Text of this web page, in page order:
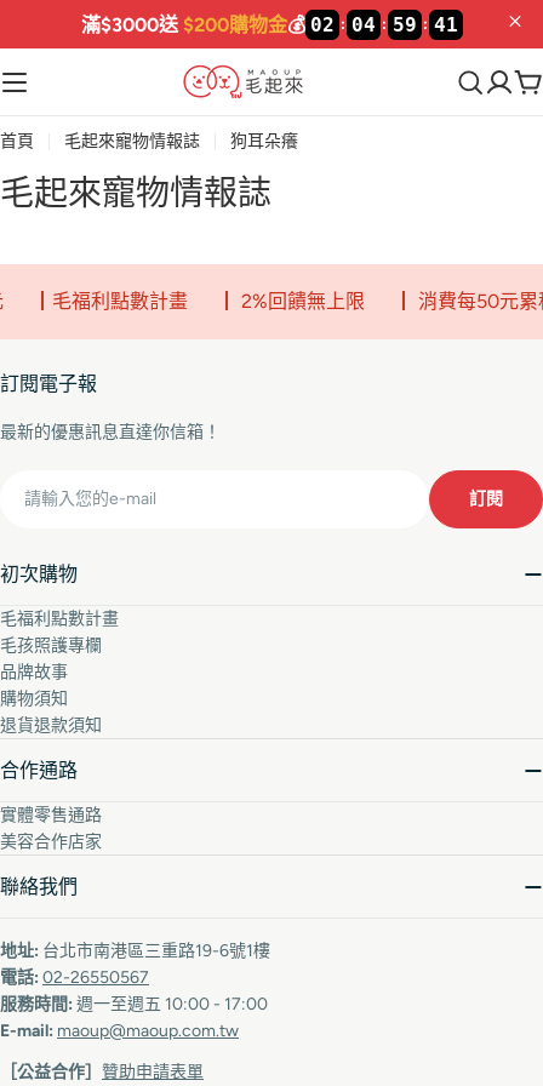
滿$3000送 $200購物金💰 02 : 04 : 59 : 41
購
物
首頁 毛起來寵物情報誌 狗耳朵癢
毛起來寵物情報誌
┃毛福利點數計畫 ┃ 2%回饋無上限 ┃ 消費每50元累
初次購物
毛福利點數計畫
毛孩照護專欄
品牌故事
購物須知
退貨退款須知
合作通路
實體零售通路
美容合作店家
聯絡我們
地址: 台北市南港區三重路19-6號1樓
電話: 02-26550567
服務時間: 週一至週五 10:00 - 17:00
E-mail: maoup@maoup.com.tw
［公益合作］ 贊助申請表單
訂閱電子報
最新的優惠訊息直達你信箱！
訂閱